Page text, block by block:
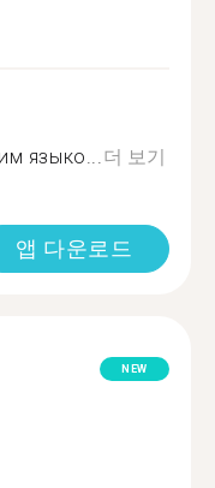
языко... 더 보기
앱 다운로드
NEW